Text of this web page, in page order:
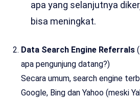
apa yang selanjutnya
bisa meningkat.
Data Search Engine Referrals
apa pengunjung datang?)
Secara umum, search engine
Google, Bing dan Yahoo (meski